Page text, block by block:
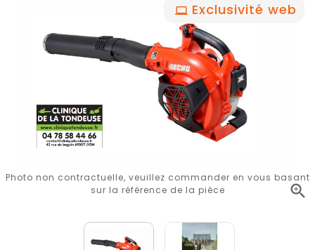
Exclusivité web

Photo non contractuelle, veuillez commander en vous basant
sur la référence de la pièce